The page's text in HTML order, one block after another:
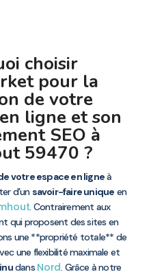
choisir
pour la
de votre
ligne et son
SEO à
59470 ?
votre espace en ligneà
d’un savoir-faire unique en
. Contrairement aux
qui proposent des sites en
une **propriété totale** de
une flexibilité maximale et
dans Nord. Grâce à notre